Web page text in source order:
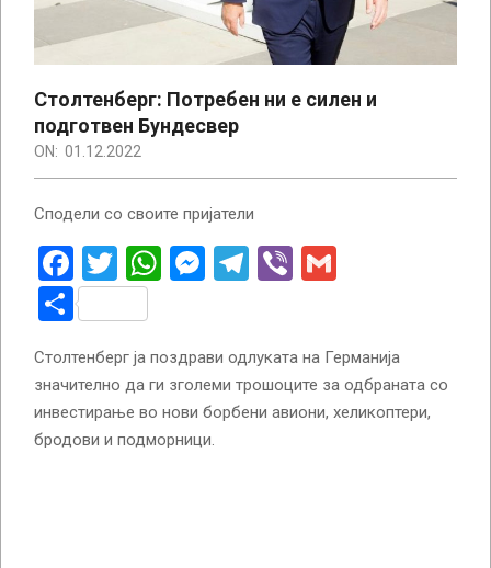
Столтенберг: Потребен ни е силен и
подготвен Бундесвер
ON: 01.12.2022
Сподели со своите пријатели
Facebook
Twitter
WhatsApp
Messenger
Telegram
Viber
Share
Столтенберг ја поздрави одлуката на Германија
значително да ги зголеми трошоците за одбраната со
инвестирање во нови борбени авиони, хеликоптери,
бродови и подморници.